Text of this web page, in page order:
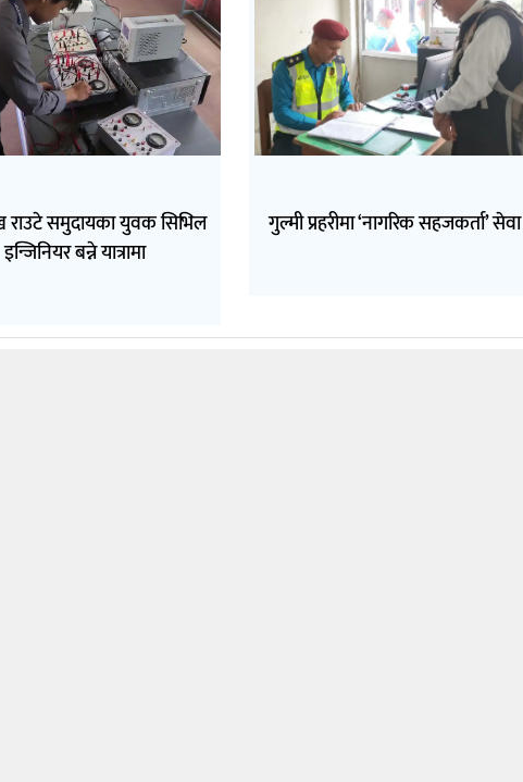
राउटे समुदायका युवक सिभिल
इन्जिनियर बन्ने यात्रामा
गुल्मी प्रहरीमा ‘नागरिक सहजकर्ता’ सेवा